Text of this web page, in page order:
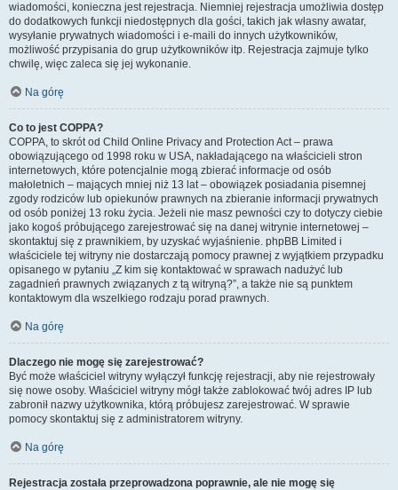
wiadomości, konieczna jest rejestracja. Niemniej rejestracja umożliwia dostęp
do dodatkowych funkcji niedostępnych dla gości, takich jak własny awatar,
wysyłanie prywatnych wiadomości i e-maili do innych użytkowników,
możliwość przypisania do grup użytkowników itp. Rejestracja zajmuje tylko
chwilę, więc zaleca się jej wykonanie.
Na górę
Co to jest COPPA?
COPPA, to skrót od Child Online Privacy and Protection Act – prawa
obowiązującego od 1998 roku w USA, nakładającego na właścicieli stron
internetowych, które potencjalnie mogą zbierać informacje od osób
małoletnich – mających mniej niż 13 lat – obowiązek posiadania pisemnej
zgody rodziców lub opiekunów prawnych na zbieranie informacji prywatnych
od osób poniżej 13 roku życia. Jeżeli nie masz pewności czy to dotyczy ciebie
jako kogoś próbującego zarejestrować się na danej witrynie internetowej –
skontaktuj się z prawnikiem, by uzyskać wyjaśnienie. phpBB Limited i
właściciele tej witryny nie dostarczają pomocy prawnej z wyjątkiem przypadku
opisanego w pytaniu „Z kim się kontaktować w sprawach nadużyć lub
zagadnień prawnych związanych z tą witryną?”, a także nie są punktem
kontaktowym dla wszelkiego rodzaju porad prawnych.
Na górę
Dlaczego nie mogę się zarejestrować?
Być może właściciel witryny wyłączył funkcję rejestracji, aby nie rejestrowały
się nowe osoby. Właściciel witryny mógł także zablokować twój adres IP lub
zabronił nazwy użytkownika, którą próbujesz zarejestrować. W sprawie
pomocy skontaktuj się z administratorem witryny.
Na górę
Rejestracja została przeprowadzona poprawnie, ale nie mogę się